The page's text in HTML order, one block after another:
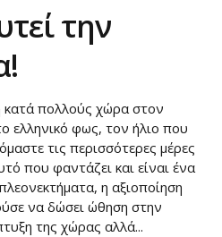
την
πολλούς χώρα στον
ελληνικό φως, τον ήλιο που
τις περισσότερες μέρες
που φαντάζει και είναι ένα
η αξιοποίηση
να δώσει ώθηση στην
της χώρας αλλά...